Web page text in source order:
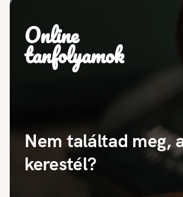
Online
tanfolyamok
Nem találtad meg,
kerestél?